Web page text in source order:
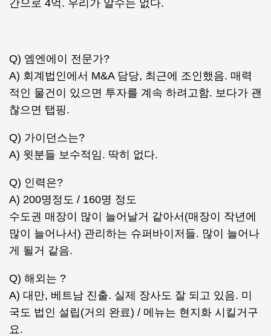
간으로 4억. 우리가 알수는 없다.
Q) 엠엔에이 전문가?
A) 회계법인에서 M&A 담당, 최근에 조인했음. 매력
적인 물건이 있으면 투자를 계속 하려고함. 보다가 괜
찮으면 탭핑.
Q) 가이던스는?
A) 윗분들 보수적임. 딱히 없다.
Q) 인력은?
A) 200명정도 / 160명 정도
수도권 매장이 많이 늘어날거 같아서(매장이 작년에
많이 늘어나서) 관리하는 슈퍼바이저들. 많이 늘어나
게 될거 같음.
Q) 해외는 ?
A) 대만, 베트남 진출. 실제 장사도 잘 되고 있음. 미
국도 법인 설립(거의 완료) / 메뉴는 현지화 시킬거구
요.